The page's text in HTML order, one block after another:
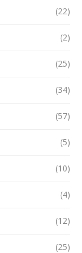
(22)
(2)
(25)
(34)
(57)
(5)
(10)
(4)
(12)
(25)